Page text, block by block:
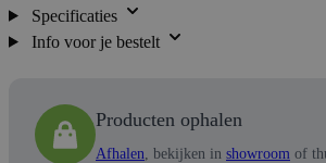
Specificaties
Info voor je bestelt
Producten ophalen
Afhalen , bekijken in showroom of